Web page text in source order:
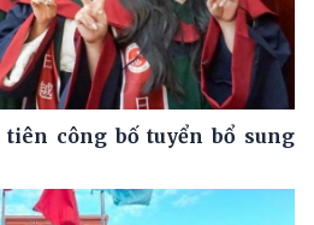
công bố tuyển bổ sung